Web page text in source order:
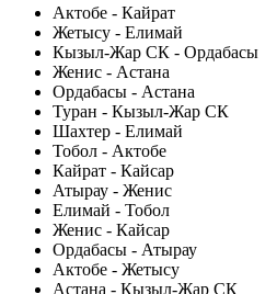
Актобе - Кайрат
Жетысу - Елимай
Кызыл-Жар СК - Ордабасы
Женис - Астана
Ордабасы - Астана
Туран - Кызыл-Жар СК
Шахтер - Елимай
Тобол - Актобе
Кайрат - Кайсар
Атырау - Женис
Елимай - Тобол
Женис - Кайсар
Ордабасы - Атырау
Актобе - Жетысу
Астана - Кызыл-Жар СК